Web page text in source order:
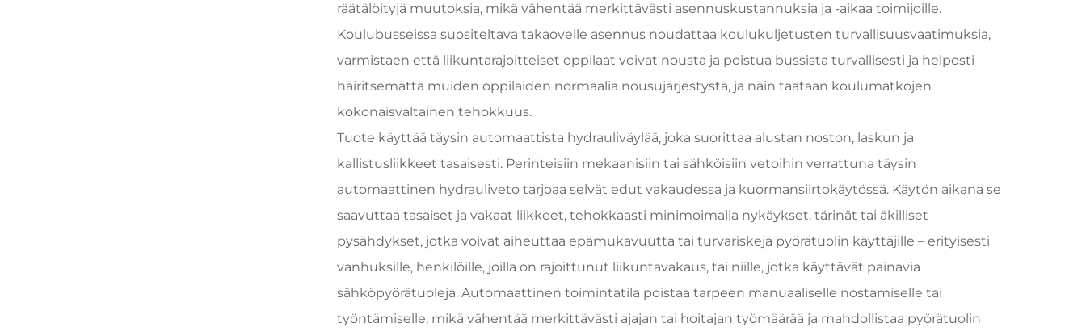
räätälöityjä muutoksia, mikä vähentää merkittävästi asennuskustannuksia ja -aikaa toimijoille.
Koulubusseissa suositeltava takaovelle asennus noudattaa koulukuljetusten turvallisuusvaatimuksia,
varmistaen että liikuntarajoitteiset oppilaat voivat nousta ja poistua bussista turvallisesti ja helposti
häiritsemättä muiden oppilaiden normaalia nousujärjestystä, ja näin taataan koulumatkojen
kokonaisvaltainen tehokkuus.
Tuote käyttää täysin automaattista hydrauliväylää, joka suorittaa alustan noston, laskun ja
kallistusliikkeet tasaisesti. Perinteisiin mekaanisiin tai sähköisiin vetoihin verrattuna täysin
automaattinen hydrauliveto tarjoaa selvät edut vakaudessa ja kuormansiirtokäytössä. Käytön aikana se
saavuttaa tasaiset ja vakaat liikkeet, tehokkaasti minimoimalla nykäykset, tärinät tai äkilliset
pysähdykset, jotka voivat aiheuttaa epämukavuutta tai turvariskejä pyörätuolin käyttäjille – erityisesti
vanhuksille, henkilöille, joilla on rajoittunut liikuntavakaus, tai niille, jotka käyttävät painavia
sähköpyörätuoleja. Automaattinen toimintatila poistaa tarpeen manuaaliselle nostamiselle tai
työntämiselle, mikä vähentää merkittävästi ajajan tai hoitajan työmäärää ja mahdollistaa pyörätuolin